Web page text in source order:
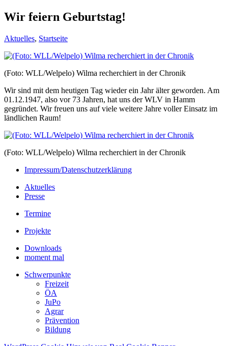
Wir feiern Geburtstag!
Aktuelles, Startseite
(Foto: WLL/Welpelo) Wilma recherchiert in der Chronik
Wir sind mit dem heutigen Tag wieder ein Jahr älter geworden. Am
01.12.1947, also vor 73 Jahren, hat uns der WLV in Hamm
gegründet. Wir freuen uns auf viele weitere Jahre voller Einsatz im
ländlichen Raum!
(Foto: WLL/Welpelo) Wilma recherchiert in der Chronik
Impressum/Datenschutzerklärung
Aktuelles
Presse
Termine
Projekte
Downloads
moment mal
Schwerpunkte
Freizeit
ÖA
JuPo
Agrar
Prävention
Bildung